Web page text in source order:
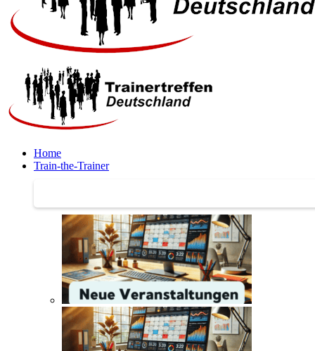
Home
Train-the-Trainer